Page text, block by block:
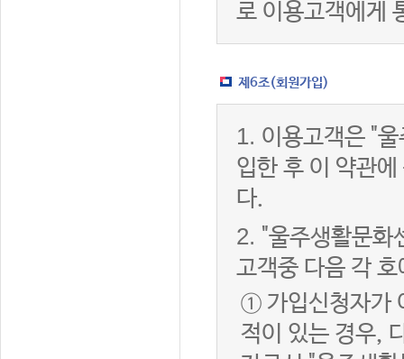
로 이용고객에게
제6조(회원가입)
1. 이용고객은 "
입한 후 이 약관
다.
2. "울주생활문화
고객중 다음 각
① 가입신청자가
적이 있는 경우,